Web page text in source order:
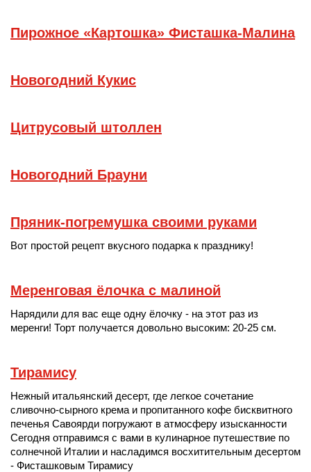
Пирожное «Картошка» Фисташка-Малина
Новогодний Кукис
Цитрусовый штоллен
Новогодний Брауни
Пряник-погремушка своими руками
Вот простой рецепт вкусного подарка к празднику!
Меренговая ёлочка с малиной
Нарядили для вас еще одну ёлочку - на этот раз из
меренги! Торт получается довольно высоким: 20-25 см.
Тирамису
Нежный итальянский десерт, где легкое сочетание
сливочно-сырного крема и пропитанного кофе бисквитного
печенья Савоярди погружают в атмосферу изысканности
Сегодня отправимся с вами в кулинарное путешествие по
солнечной Италии и насладимся восхитительным десертом
- Фисташковым Тирамису